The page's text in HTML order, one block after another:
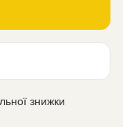
знижки